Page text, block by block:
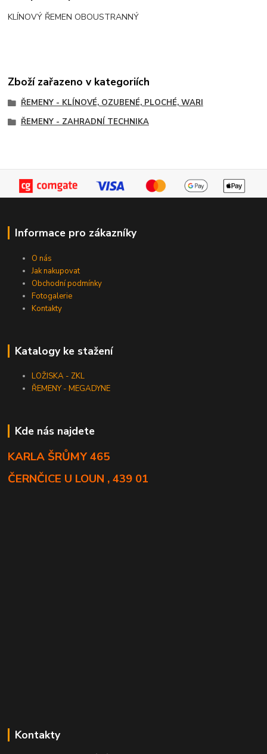
KLÍNOVÝ ŘEMEN OBOUSTRANNÝ
Zboží zařazeno v kategoriích
ŘEMENY - KLÍNOVÉ, OZUBENÉ, PLOCHÉ, WARI
ŘEMENY - ZAHRADNÍ TECHNIKA
Informace pro zákazníky
O nás
Jak nakupovat
Obchodní podmínky
Fotogalerie
Kontakty
Katalogy ke stažení
LOŽISKA - ZKL
ŘEMENY - MEGADYNE
Kde nás najdete
KARLA ŠRŮMY 465
ČERNČICE U LOUN , 439 01
Kontakty